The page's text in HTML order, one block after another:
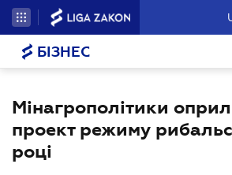
БІЗНЕС
Мінагрополітики
проект режиму
році